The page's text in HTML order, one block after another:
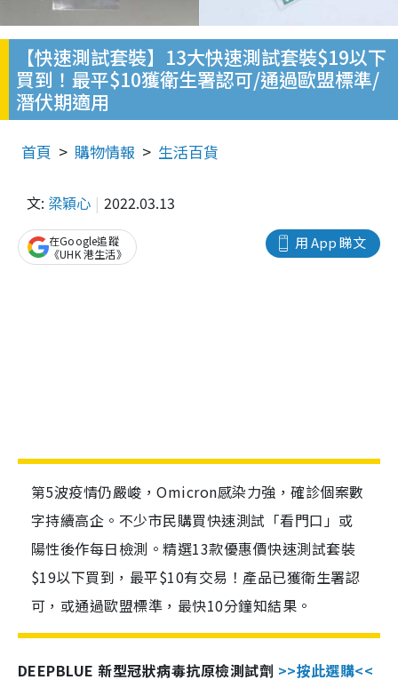
【快速測試套裝】13大快速測試套裝$19以下
買到！最平$10獲衛生署認可/通過歐盟標準/
潛伏期適用
首頁 購物情報 生活百貨
文: 梁穎心 2022.03.13
用 App 睇文
在Google追蹤
《UHK 港生活》
第5波疫情仍嚴峻，Omicron感染力強，確診個案數
字持續高企。不少市民購買快速測試「看門口」或
陽性後作每日檢測。精選13款優惠價快速測試套裝
$19以下買到，最平$10有交易！產品已獲衛生署認
可，或通過歐盟標準，最快10分鐘知結果。
DEEPBLUE 新型冠狀病毒抗原檢測試劑 >>按此選購<<